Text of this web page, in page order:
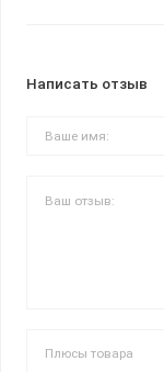
Написать отзыв